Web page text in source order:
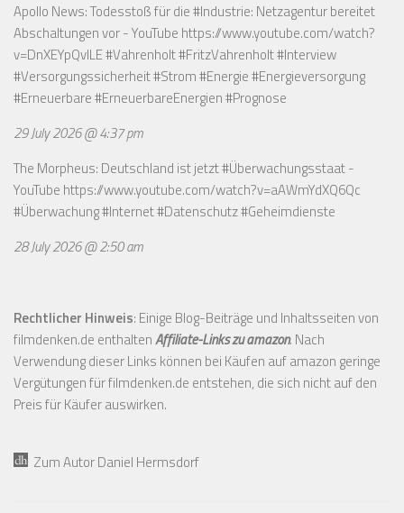
Apollo News: Todesstoß für die #Industrie: Netzagentur bereitet
Abschaltungen vor - YouTube https://www.youtube.com/watch?
v=DnXEYpQvILE#Vahrenholt #FritzVahrenholt #Interview
#Versorgungssicherheit #Strom #Energie #Energieversorgung
#Erneuerbare #ErneuerbareEnergien #Prognose
29 July 2026 @ 4:37 pm
The Morpheus: Deutschland ist jetzt #Überwachungsstaat -
YouTube https://www.youtube.com/watch?v=aAWmYdXQ6Qc
#Überwachung #Internet #Datenschutz #Geheimdienste
28 July 2026 @ 2:50 am
Rechtlicher Hinweis: Einige Blog-Beiträge und Inhaltsseiten von
filmdenken.de enthaltenAffiliate-Links zu amazon. Nach
Verwendung dieser Links können bei Käufen auf amazon geringe
Vergütungen für filmdenken.de entstehen, die sich nicht auf den
Preis für Käufer auswirken.
Zum Autor Daniel Hermsdorf